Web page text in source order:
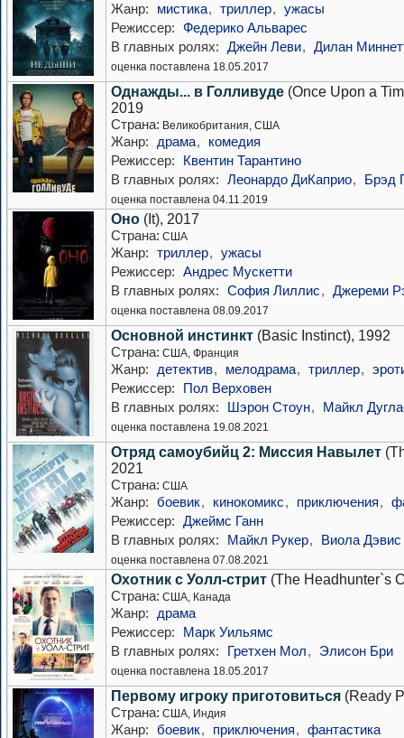
Жанр: мистика, триллер, ужасы
Режиссер: Федерико Альварес
В главных ролях: Джейн Леви, Дилан
оценка поставлена 18.05.2017
Однажды... в Голливуде (Once Upon a
2019
Страна: Великобритания, США
Жанр: драма,
комедия
Режиссер:
Квентин Тарантино
В главных ролях: Леонардо ДиКаприо, Брэд
оценка поставлена 04.11.2019
Оно (It), 2017
Страна: США
Жанр: триллер, ужасы
Режиссер: Андрес Мускетти
В главных ролях: София Лиллис, Джереми
оценка поставлена 08.09.2017
Основной инстинкт (Basic Instinct), 1992
Страна: США, Франция
Жанр: детектив, мелодрама, триллер,
Режиссер:
Пол Верховен
В главных ролях:
Шэрон Стоун, Майкл
оценка поставлена 19.08.2021
Отряд самоубийц 2: Миссия Навылет
2021
Страна: США
Жанр: боевик, кинокомикс, приключения,
Режиссер: Джеймс Ганн
В главных ролях:
Майкл Рукер, Виола Дэвис
оценка поставлена 07.08.2021
Охотник с Уолл-стрит (The Headhunter`s
Страна: США, Канада
Жанр:
драма
Режиссер:
Марк Уильямс
В главных ролях:
Гретхен Мол, Элисон Бри
оценка поставлена 18.05.2017
Первому игроку приготовиться (Ready
Страна: США, Индия
Жанр: боевик, приключения, фантастика